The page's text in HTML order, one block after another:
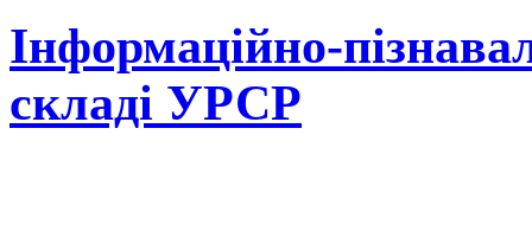
Інформаційно-
складі УРСР